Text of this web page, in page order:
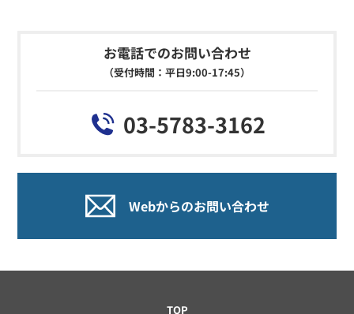
お電話でのお問い合わせ
（受付時間：平日9:00-17:45）
03-5783-3162
Webからのお問い合わせ
TOP